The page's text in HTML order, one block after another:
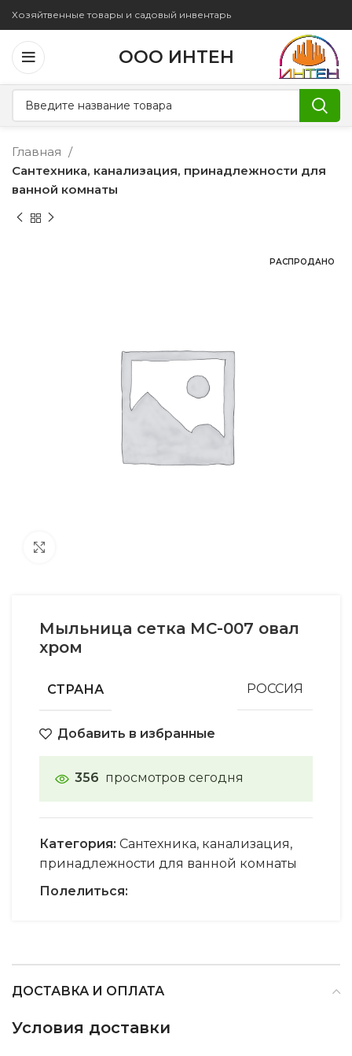
Хозяйтвенные товары и садовый инвентарь
ООО ИНТЕН
Главная
Сантехника, канализация, принадлежности для
ванной комнаты
РАСПРОДАНО
Мыльница сетка МС-007 овал
хром
СТРАНА РОССИЯ
Добавить в избранные
356 просмотров сегодня
Категория: Сантехника, канализация,
принадлежности для ванной комнаты
Полелиться:
ДОСТАВКА И ОПЛАТА
Условия доставки